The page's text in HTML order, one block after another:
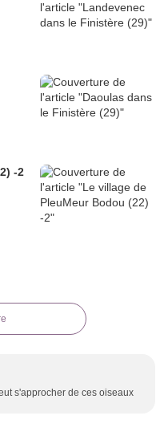
Bodou (22) -2
s'approcher de ces oiseaux